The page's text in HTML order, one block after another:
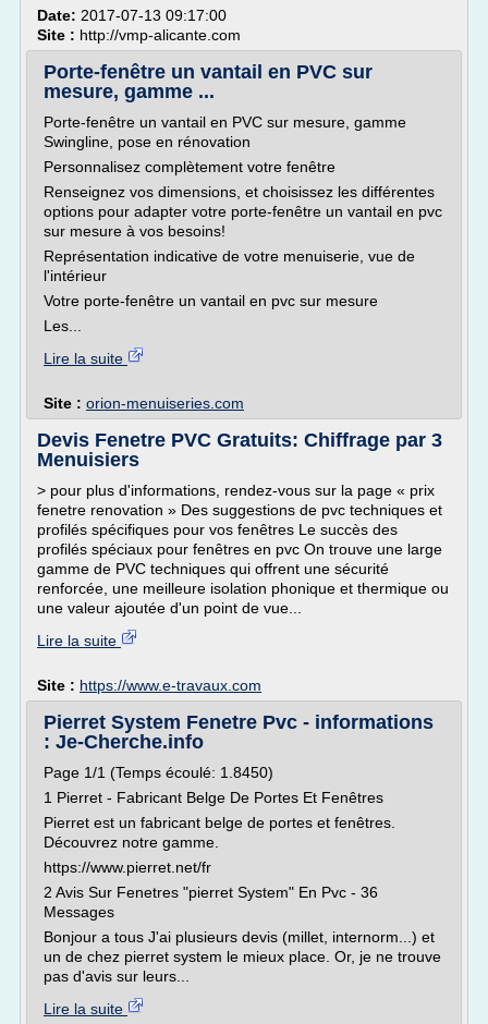
Date: 2017-07-13 09:17:00
Site : http://vmp-alicante.com
Porte-fenêtre un vantail en PVC sur
mesure, gamme ...
Porte-fenêtre un vantail en PVC sur mesure, gamme
Swingline, pose en rénovation
Personnalisez complètement votre fenêtre
Renseignez vos dimensions, et choisissez les différentes
options pour adapter votre porte-fenêtre un vantail en pvc
sur mesure à vos besoins!
Représentation indicative de votre menuiserie, vue de
l'intérieur
Votre porte-fenêtre un vantail en pvc sur mesure
Les...
Lire la suite
Site : orion-menuiseries.com
Devis Fenetre PVC Gratuits: Chiffrage par 3
Menuisiers
> pour plus d'informations, rendez-vous sur la page « prix
fenetre renovation » Des suggestions de pvc techniques et
profilés spécifiques pour vos fenêtres Le succès des
profilés spéciaux pour fenêtres en pvc On trouve une large
gamme de PVC techniques qui offrent une sécurité
renforcée, une meilleure isolation phonique et thermique ou
une valeur ajoutée d'un point de vue...
Lire la suite
Site : https://www.e-travaux.com
Pierret System Fenetre Pvc - informations
: Je-Cherche.info
Page 1/1 (Temps écoulé: 1.8450)
1 Pierret - Fabricant Belge De Portes Et Fenêtres
Pierret est un fabricant belge de portes et fenêtres.
Découvrez notre gamme.
https://www.pierret.net/fr
2 Avis Sur Fenetres "pierret System" En Pvc - 36
Messages
Bonjour a tous J'ai plusieurs devis (millet, internorm...) et
un de chez pierret system le mieux place. Or, je ne trouve
pas d'avis sur leurs...
Lire la suite